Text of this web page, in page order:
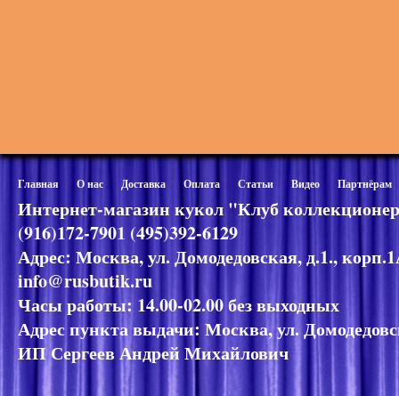
Главная О нас Доставка Оплата Статьи Видео Партнёрам
Интернет-магазин кукол "Клуб
(916)172-7901 (495)392-6129
Адрес: Москва, ул. Домодедовская, д.1.,
info@rusbutik.ru
Часы работы: 14.00-02.00 без выходных
Адрес пункта выдачи: Москва, ул.
ИП Сергеев Андрей Михайлович